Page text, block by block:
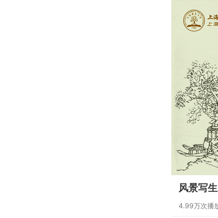
风景写
4.99万次播